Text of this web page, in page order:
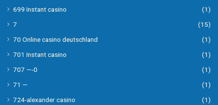
699 Instant casino
(1)
7
(15)
70 Online casino deutschland
(1)
701 Instant casino
(1)
707 —-0
(1)
71 —
(1)
724-alexander casino
(1)